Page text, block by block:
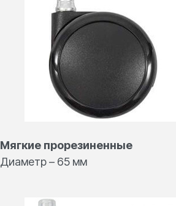
Мягкие прорезиненные
Диаметр – 65 мм
Нужна консультация
или есть вопросы?
стул из нашего каталога